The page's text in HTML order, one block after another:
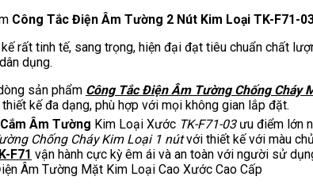
Công Tắc Điện Âm Tường 2 Nút Kim Loại TK-F71-
rất tinh tế, sang trọng, hiện đại đạt tiêu chuẩn chất
dụng.
sản phẩm Công Tắc Điện Âm Tường Chống Cháy
kế đa dạng, phù hợp với mọi không gian lắp đặt.
Âm Tường Kim Loại Xước TK-F71-03ưu điểm lớn
Chống Cháy Kim Loại 1 nútvới thiết kế với màu
F71 vận hành cực kỳ êm ái và an toàn với người sử